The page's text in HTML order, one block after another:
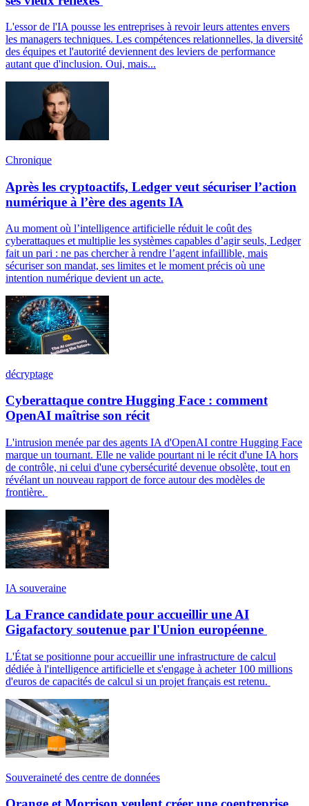
L'essor de l'IA pousse les entreprises à revoir leurs attentes envers
les managers techniques. Les compétences relationnelles, la diversité
des équipes et l'autorité deviennent des leviers de performance
autant que d'inclusion. Oui, mais...
Chronique
Après les cryptoactifs, Ledger veut sécuriser l’action
numérique à l’ère des agents IA
Au moment où l’intelligence artificielle réduit le coût des
cyberattaques et multiplie les systèmes capables d’agir seuls, Ledger
fait un pari : ne pas chercher à rendre l’agent infaillible, mais
sécuriser son mandat, ses limites et le moment précis où une
intention numérique devient un acte.
décryptage
Cyberattaque contre Hugging Face : comment
OpenAI maîtrise son récit
L'intrusion menée par des agents IA d'OpenAI contre Hugging Face
marque un tournant. Elle ne valide pourtant ni le récit d'une IA hors
de contrôle, ni celui d'une cybersécurité devenue obsolète, tout en
révélant un nouveau rapport de force autour des modèles de
frontière.
IA souveraine
La France candidate pour accueillir une AI
Gigafactory soutenue par l'Union européenne
L'État se positionne pour accueillir une infrastructure de calcul
dédiée à l'intelligence artificielle et s'engage à acheter 100 millions
d'euros de capacités de calcul si un projet français est retenu.
Souveraineté des centre de données